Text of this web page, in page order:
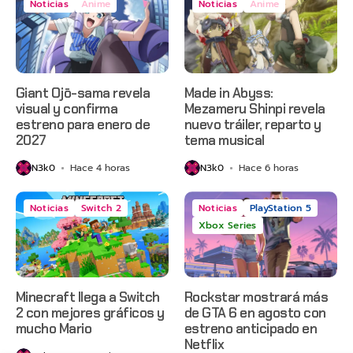
Noticias Anime
Giant Ojō-sama revela
visual y confirma
estreno para enero de
2027
N3k0 Hace 4 horas
Noticias Anime
Made in Abyss:
Mezameru Shinpi revela
nuevo tráiler, reparto y
tema musical
N3k0 Hace 6 horas
Noticias Switch 2
Minecraft llega a Switch
2 con mejores gráficos y
mucho Mario
Noticias
PlayStation 5
Xbox Series
Rockstar mostrará más
de GTA 6 en agosto con
estreno anticipado en
Netflix